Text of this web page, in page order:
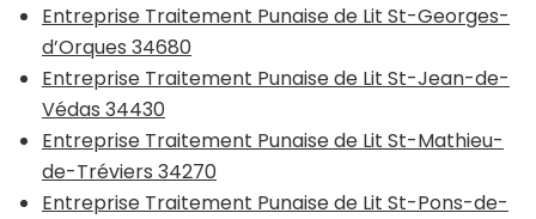
Entreprise Traitement Punaise de Lit St-Georges-
d’Orques 34680
Entreprise Traitement Punaise de Lit St-Jean-de-
Védas 34430
Entreprise Traitement Punaise de Lit St-Mathieu-
de-Tréviers 34270
Entreprise Traitement Punaise de Lit St-Pons-de-